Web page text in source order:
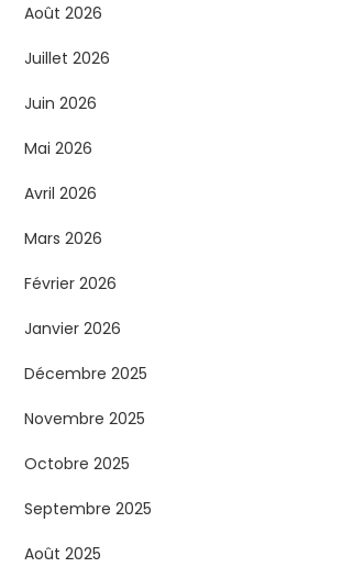
Août 2026
Juillet 2026
Juin 2026
Mai 2026
Avril 2026
Mars 2026
Février 2026
Janvier 2026
Décembre 2025
Novembre 2025
Octobre 2025
Septembre 2025
Août 2025